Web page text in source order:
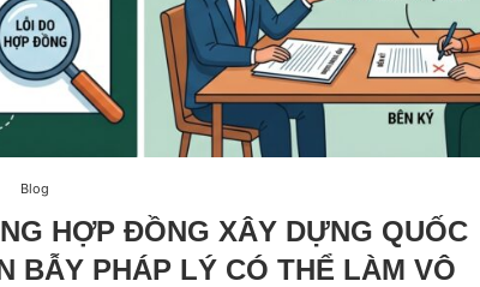
Blog
HỢP ĐỒNG XÂY DỰNG QUỐC
BẪY PHÁP LÝ CÓ THỂ LÀM VÔ